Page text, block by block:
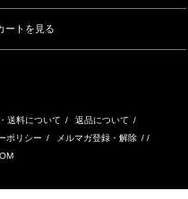
ートを見る
送料について / 返品について /
ポリシー / メルマガ登録・解除 / /